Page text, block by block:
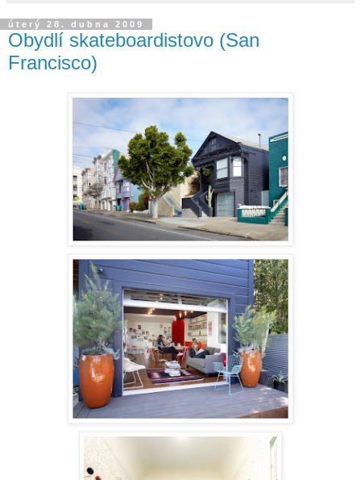
úterý 28. dubna 2009
Obydlí skateboardistovo (San
Francisco)